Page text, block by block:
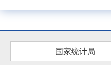
国家统计局